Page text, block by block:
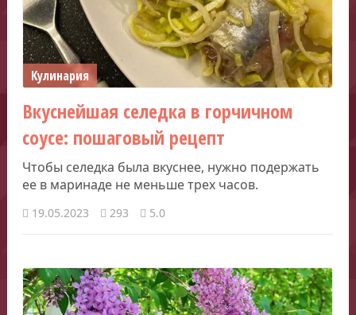
Кулинария
Вкуснейшая селедка в горчичном
соусе: пошаговый рецепт
Чтобы селедка была вкуснее, нужно подержать
ее в маринаде не меньше трех часов.
19.05.2023 293 5.0